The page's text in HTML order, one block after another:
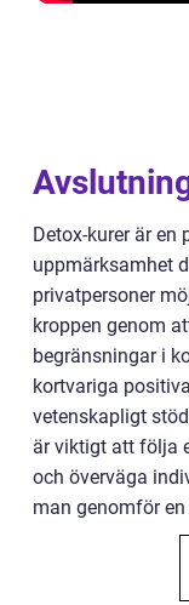
Detox-kurer är
uppmärksamhet
privatpersoner
kroppen genom
begränsningar i
kortvariga
vetenskapligt
är viktigt att följa
och överväga
man genomför en